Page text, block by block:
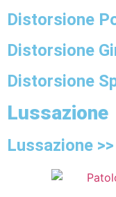
Distorsione
Distorsione
Distorsione
Lussazione
Lussazione >>